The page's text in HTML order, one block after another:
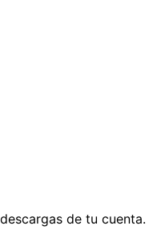
de tu cuenta.